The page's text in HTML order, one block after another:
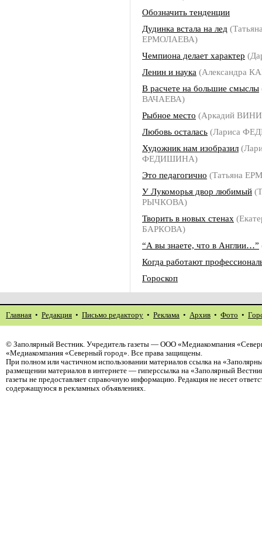
Обозначить тенденции
Дудинка встала на лед
ЕРМОЛАЕВА)
Чемпиона делает характер
Ленин и наука (Александра
В расчете на большие смыслы
ВАЧАЕВА)
Рыбное место (Аркадий
Любовь осталась (Лариса
Художник нам изобразил
ФЕДИШИНА)
Это педагогично (Татьяна
У Лукоморья двор любимый
РЫЧКОВА)
Творить в новых стенах
БАРКОВА)
“А вы знаете, что в Англии…”
Когда работают
Гороскоп
Главная • Редакция • Письмо редактору • Реклама • Архив • Фото •
© Заполярный Вестник. Учредитель газеты — ООО «Медиакомпания
«Медиакомпания «Северный город». Все права защищены.
При полном или частичном использовании материалов ссылка на
размещении материалов в интернете — гиперссылка на «Заполярный
газеты не предоставляет справочную информацию. Редакция не несет
содержащуюся в рекламных объявлениях.